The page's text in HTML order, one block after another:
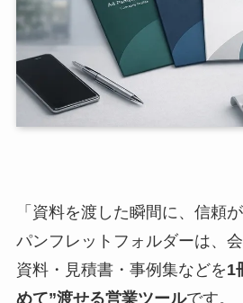
「資料を渡した瞬間に、信頼が
パンフレットフォルダーは、
資料・見積書・事例集などを1
めて”渡せる営業ツールです。